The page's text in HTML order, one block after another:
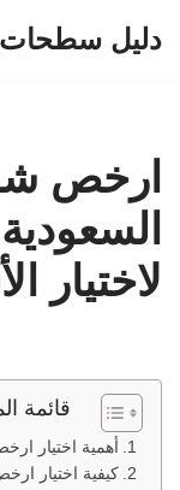
دليل سطحات
ارخص
لاختيار
قائمة
أهمية اختيار
كيفية اختيار